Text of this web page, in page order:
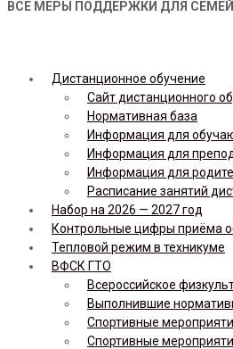
ВСЕ МЕРЫ ПОДДЕРЖКИ ДЛЯ
Дистанционное обучение
Сайт дистанционного
Нормативная база
Информация для
Информация для
Информация для
Расписание занятий
Набор на 2026 — 2027 год
Контрольные цифры приёма
Тепловой режим в техникуме
ВФСК ГТО
Всероссийское
Выполнившие
Спортивные
Спортивные